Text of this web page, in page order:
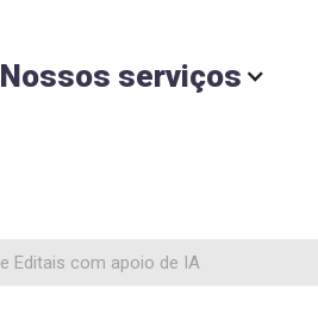
Nossos serviços